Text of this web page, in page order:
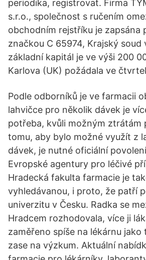
periodika, registrovat. Firma TÝM
s.r.o., společnost s ručením
obchodním rejstříku je zapsána
značkou C 65974, Krajský soud
základní kapitál je ve výši 200
Karlova (UK) požádala ve
Podle odborníků je ve farmacii
lahvičce pro několik dávek je
potřeba, kvůli možným ztrátám
tomu, aby bylo možné využít z
dávek, je nutné oficiální
Evropské agentury pro léčivé
Hradecká fakulta farmacie je
vyhledávanou, i proto, že patří
univerzitu v Česku. Radka se
Hradcem rozhodovala, více ji
zaměřeno spíše na lékárnu jako
zase na výzkum. Aktuální